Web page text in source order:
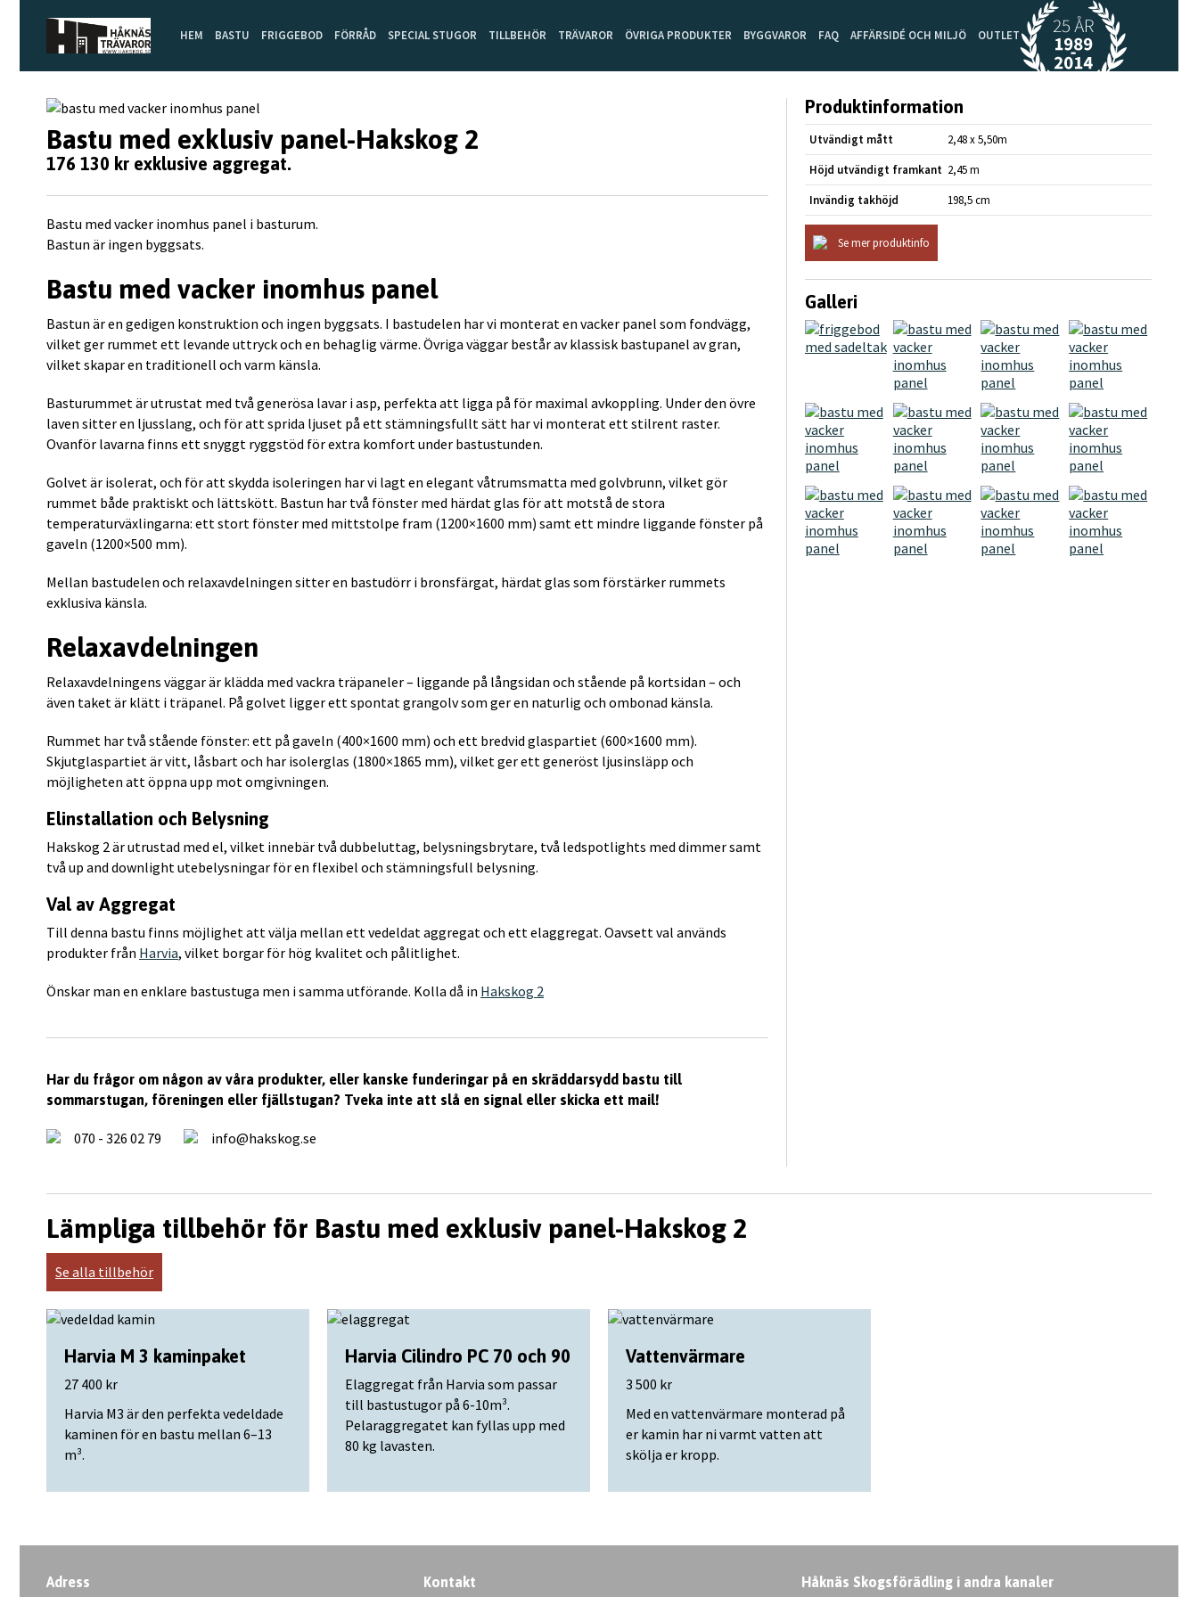
HEM BASTU FRIGGEBOD FÖRRÅD SPECIAL STUGOR TILLBEHÖR TRÄVAROR ÖVRIGA PRODUKTER BYGGVAROR FAQ AFFÄRSIDÉ OCH MILJÖ OUTLET
Bastu med exklusiv panel-Hakskog 2
176 130 kr exklusive aggregat.
Bastu med vacker inomhus panel i basturum.
Bastun är ingen byggsats.
Bastu med vacker inomhus panel
Bastun är en gedigen konstruktion och ingen byggsats. I bastudelen har vi monterat en vacker panel som fondvägg,
vilket ger rummet ett levande uttryck och en behaglig värme. Övriga väggar består av klassisk bastupanel av gran,
vilket skapar en traditionell och varm känsla.
Basturummet är utrustat med två generösa lavar i asp, perfekta att ligga på för maximal avkoppling. Under den övre
laven sitter en ljusslang, och för att sprida ljuset på ett stämningsfullt sätt har vi monterat ett stilrent raster.
Ovanför lavarna finns ett snyggt ryggstöd för extra komfort under bastustunden.
Golvet är isolerat, och för att skydda isoleringen har vi lagt en elegant våtrumsmatta med golvbrunn, vilket gör
rummet både praktiskt och lättskött. Bastun har två fönster med härdat glas för att motstå de stora
temperaturväxlingarna: ett stort fönster med mittstolpe fram (1200×1600 mm) samt ett mindre liggande fönster på
gaveln (1200×500 mm).
Mellan bastudelen och relaxavdelningen sitter en bastudörr i bronsfärgat, härdat glas som förstärker rummets
exklusiva känsla.
Relaxavdelningen
Relaxavdelningens väggar är klädda med vackra träpaneler – liggande på långsidan och stående på kortsidan – och
även taket är klätt i träpanel. På golvet ligger ett spontat grangolv som ger en naturlig och ombonad känsla.
Rummet har två stående fönster: ett på gaveln (400×1600 mm) och ett bredvid glaspartiet (600×1600 mm).
Skjutglaspartiet är vitt, låsbart och har isolerglas (1800×1865 mm), vilket ger ett generöst ljusinsläpp och
möjligheten att öppna upp mot omgivningen.
Elinstallation och Belysning
Hakskog 2 är utrustad med el, vilket innebär två dubbeluttag, belysningsbrytare, två ledspotlights med dimmer samt
två up and downlight utebelysningar för en flexibel och stämningsfull belysning.
Val av Aggregat
Till denna bastu finns möjlighet att välja mellan ett vedeldat aggregat och ett elaggregat. Oavsett val används
produkter från Harvia, vilket borgar för hög kvalitet och pålitlighet.
Önskar man en enklare bastustuga men i samma utförande. Kolla då in Hakskog 2
Har du frågor om någon av våra produkter, eller kanske funderingar på en skräddarsydd bastu till
sommarstugan, föreningen eller fjällstugan? Tveka inte att slå en signal eller skicka ett mail!
070 - 326 02 79 info@hakskog.se
Produktinformation
Utvändigt mått
2,48 x 5,50m
Höjd utvändigt framkant 2,45 m
Invändig takhöjd
198,5 cm
Se mer produktinfo
Galleri
Lämpliga tillbehör för Bastu med exklusiv panel-Hakskog 2
Se alla tillbehör
Harvia M 3 kaminpaket
27 400 kr
Harvia M3 är den perfekta vedeldade
kaminen för en bastu mellan 6–13
m³.
Harvia Cilindro PC 70 och 90
Elaggregat från Harvia som passar
till bastustugor på 6-10m³.
Pelaraggregatet kan fyllas upp med
80 kg lavasten.
Vattenvärmare
3 500 kr
Med en vattenvärmare monterad på
er kamin har ni varmt vatten att
skölja er kropp.
Adress Kontakt Håknäs Skogsförädling i andra kanaler